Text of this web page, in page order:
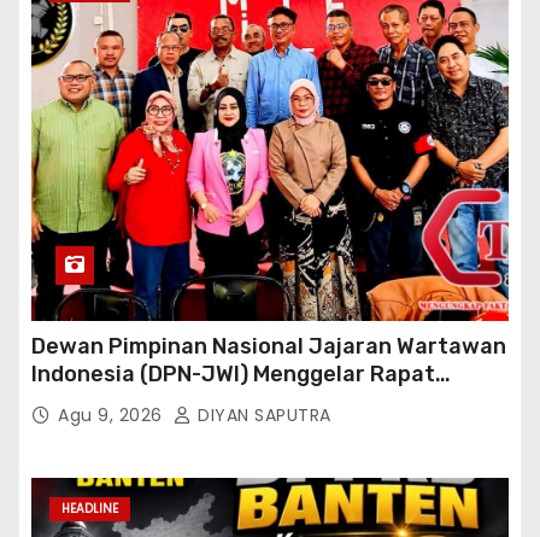
Dewan Pimpinan Nasional Jajaran Wartawan
Indonesia (DPN-JWI) Menggelar Rapat
Konsolidasi Dan Restrukturisasi Di Jakarta
Agu 9, 2026 DIYAN SAPUTRA
HEADLINE